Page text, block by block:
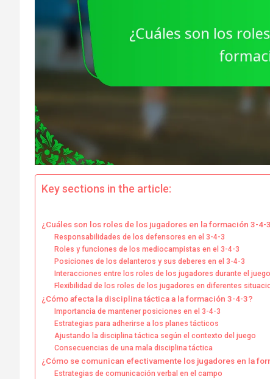
Key sections in the article:
¿Cuáles son los roles de los jugadores en la formación 3-4-
Responsabilidades de los defensores en el 3-4-3
Roles y funciones de los mediocampistas en el 3-4-3
Posiciones de los delanteros y sus deberes en el 3-4-3
Interacciones entre los roles de los jugadores durante el juego
Flexibilidad de los roles de los jugadores en diferentes
¿Cómo afecta la disciplina táctica a la formación 3-4-3?
Importancia de mantener posiciones en el 3-4-3
Estrategias para adherirse a los planes tácticos
Ajustando la disciplina táctica según el contexto del juego
Consecuencias de una mala disciplina táctica
¿Cómo se comunican efectivamente los jugadores en la
Estrategias de comunicación verbal en el campo